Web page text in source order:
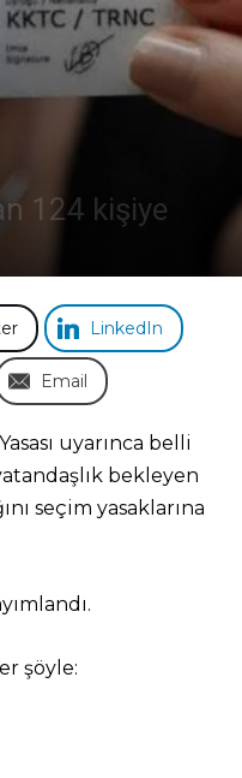
124 kişiye
LinkedIn
Email
uyarınca belli
bekleyen
seçim yasaklarına
şöyle: